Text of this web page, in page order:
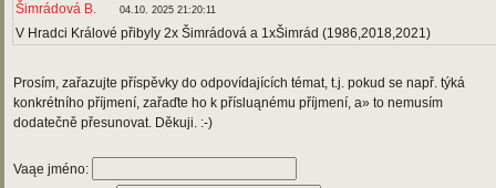
Šimrádová B. 04.10. 2025 21:20:11
V Hradci Králové přibyly 2x Šimrádová a 1xŠimrád (1986,2018,2021)
Prosím, zařazujte příspěvky do odpovídajících témat, t.j. pokud se např. týká
konkrétního příjmení, zařaďte ho k přísluąnému příjmení, a» to nemusím
dodatečně přesunovat. Děkuji. :-)
Vaąe jméno: